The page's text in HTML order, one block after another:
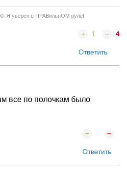
Я уверен в ПРАВильнОМ руле!
1 4
Ответить
все по полочкам было
Ответить